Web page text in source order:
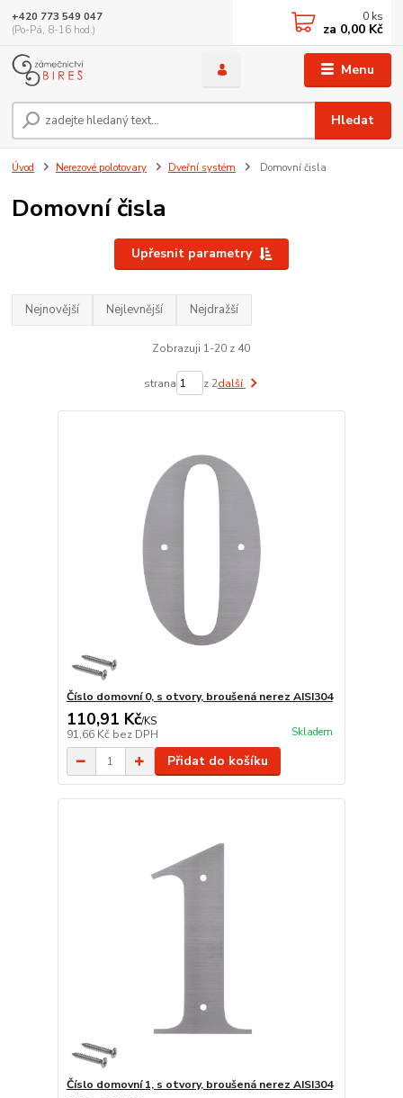
Menu
Hledat
+420 773 549 047
(Po-Pá, 8-16 hod.)
0 ks
za 0,00 Kč
Úvod Nerezové polotovary Dveřní systém Domovní čisla
Domovní čisla
Upřesnit parametry
Nejnovější Nejlevnější Nejdražší
Zobrazuji 1-20 z 40
strana z 2další
Číslo domovní 0, s otvory, broušená nerez AISI304
110,91 Kč/KS
91,66 Kč bez DPH Skladem
Přidat do košíku
Číslo domovní 1, s otvory, broušená nerez AISI304